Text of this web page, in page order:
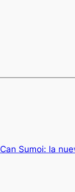
Can Sumoi: la